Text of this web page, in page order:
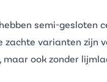
semi-gesloten
varianten zijn
ook zonder